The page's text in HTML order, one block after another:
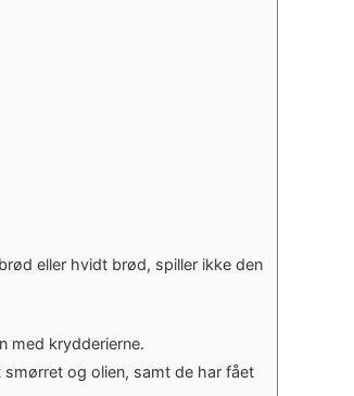
eller hvidt brød, spiller ikke den
med krydderierne.
og olien, samt de har fået